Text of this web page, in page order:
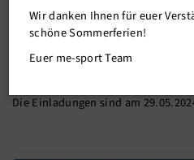
27.05.2024
Am 29.06.2024, um 10.30 Uhr,
Die Einladungen sind am
Wir danken Ihnen für euer
schöne Sommerferien!
Euer me-sport Team